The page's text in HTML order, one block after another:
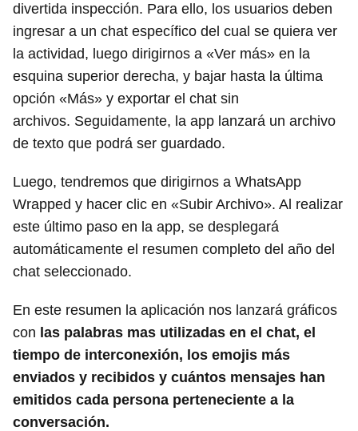
divertida inspección. Para ello, los usuarios deben
ingresar a un chat específico del cual se quiera ver
la actividad, luego dirigirnos a «Ver más» en la
esquina superior derecha, y bajar hasta la última
opción «Más» y exportar el chat sin
archivos. Seguidamente, la app lanzará un archivo
de texto que podrá ser guardado.
Luego, tendremos que dirigirnos a WhatsApp
Wrapped y hacer clic en «Subir Archivo». Al realizar
este último paso en la app, se desplegará
automáticamente el resumen completo del año del
chat seleccionado.
En este resumen la aplicación nos lanzará gráficos
con las palabras mas utilizadas en el chat, el
tiempo de interconexión, los emojis más
enviados y recibidos y cuántos mensajes han
emitidos cada persona perteneciente a la
conversación.